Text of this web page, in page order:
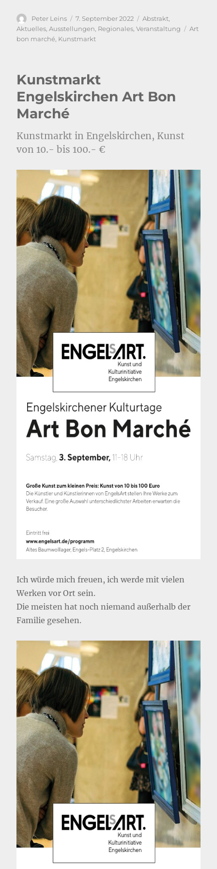
Autor
Peter Leins
Veröffentlicht
am
7. September 2022 Kategorien
Abstrakt,
Aktuelles,Ausstellungen, Regionales,Veranstaltung
Art
bon marché, Kunstmarkt
Kunstmarkt
Engelskirchen Art Bon
Marché
Kunstmarkt in Engelskirchen, Kunst
von 10.- bis 100.- €
Ich würde mich freuen, ich werde mit vielen
Werken vor Ort sein.
Die meisten hat noch niemand außerhalb der
Familie gesehen.